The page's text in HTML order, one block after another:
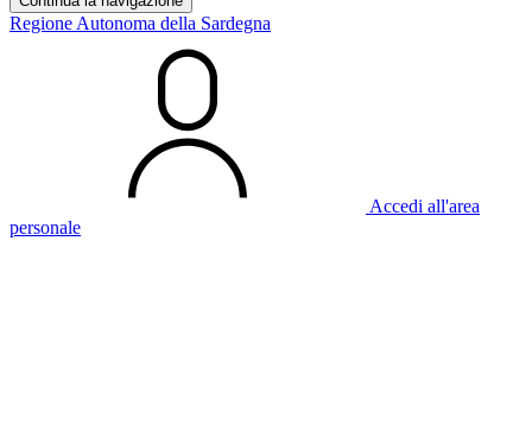
Regione Autonoma della Sardegna
Accedi all'area
personale